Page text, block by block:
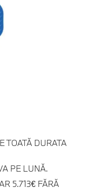
TOATĂ DURATA
PE LUNĂ.
5.713€ FĂRĂ